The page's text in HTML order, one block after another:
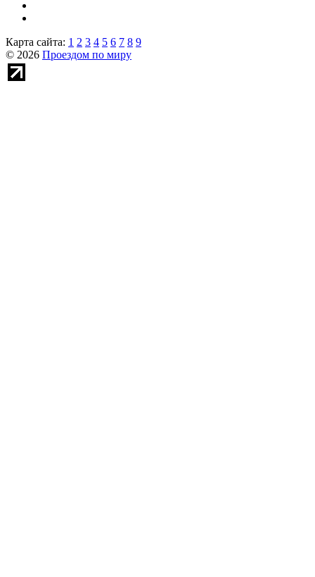
Карта сайта: 1 2 3 4 5 6 7 8 9
© 2026 Проездом по миру